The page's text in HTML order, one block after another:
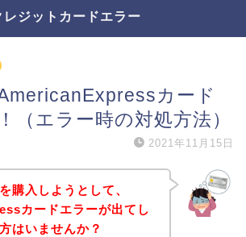
レジットカードエラー
カード
（エラー時の対処方法）
2021年11月15日
購入しようとして、
カードエラーが出てし
はいませんか？